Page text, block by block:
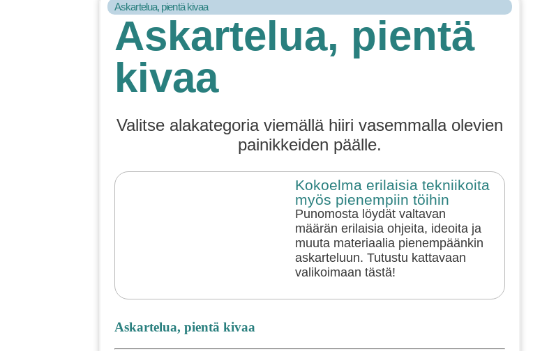
Askartelua, pientä kivaa
Askartelua, pientä
kivaa
Valitse alakategoria viemällä hiiri vasemmalla olevien
painikkeiden päälle.
Kokoelma erilaisia tekniikoita
myös pienempiin töihin
Punomosta löydät valtavan
määrän erilaisia ohjeita, ideoita ja
muuta materiaalia pienempäänkin
askarteluun. Tutustu kattavaan
valikoimaan tästä!
Askartelua, pientä kivaa